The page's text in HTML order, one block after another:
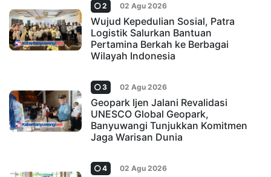
2 02 Agu 2026
Wujud Kepedulian Sosial, Patra
Logistik Salurkan Bantuan
Pertamina Berkah ke Berbagai
Wilayah Indonesia
3 02 Agu 2026
Geopark Ijen Jalani Revalidasi
UNESCO Global Geopark,
Banyuwangi Tunjukkan Komitmen
Jaga Warisan Dunia
4 02 Agu 2026